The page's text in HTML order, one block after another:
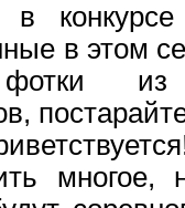
конкурсе
в этом
фотки
многое,